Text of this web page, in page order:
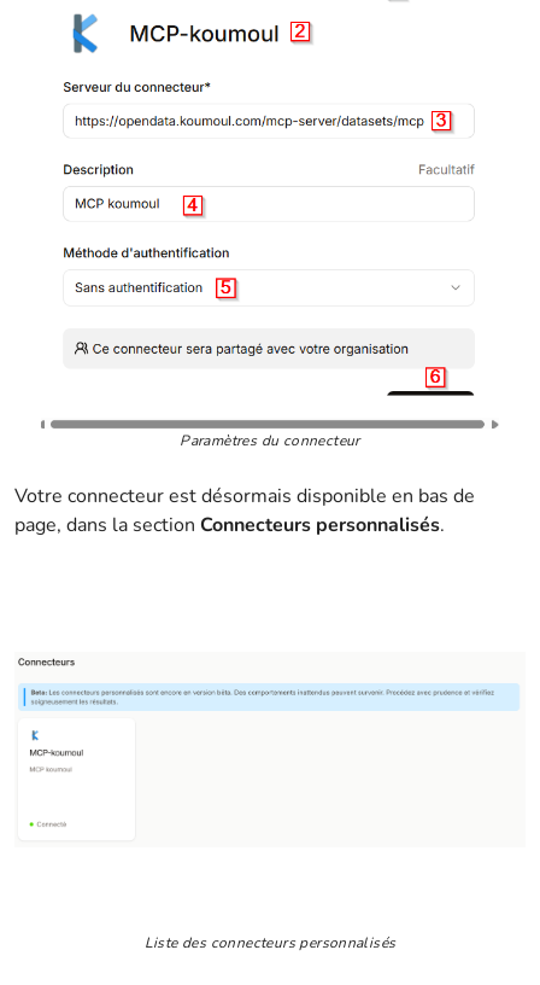
Paramètres du connecteur
Votre connecteur est désormais disponible en bas de
page, dans la section Connecteurs personnalisés.
Liste des connecteurs personnalisés